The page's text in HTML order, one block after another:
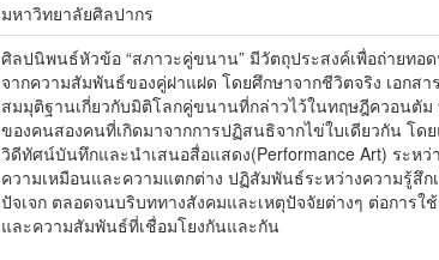
มหาวิทยาลัยศิลปากร
ศิลปนิพนธ์หัวข้อ “สภาวะคู่ขนาน” มีวัตถุประสงค์เพื่อถ่ายท
จากความสัมพันธ์ของคู่ฝาแฝด โดยศึกษาจากชีวิตจริง เอกส
สมมุติฐานเกี่ยวกับมิติโลกคู่ขนานที่กล่าวไว้ในทฤษฎีควอนตั
ของคนสองคนที่เกิดมาจากการปฏิสนธิจากไข่ใบเดียวกัน โด
วิดีทัศน์บันทึกและนำเสนอสื่อแสดง(Performance Art) ระหว่
ความเหมือนและความแตกต่าง ปฏิสัมพันธ์ระหว่างความรู้สึ
ปัจเจก ตลอดจนบริบททางสังคมและเหตุปัจจัยต่างๆ ต่อการ
และความสัมพันธ์ที่เชื่อมโยงกันและกัน